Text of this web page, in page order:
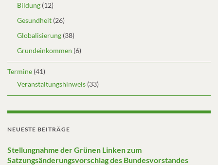
Bildung (12)
Gesundheit (26)
Globalisierung (38)
Grundeinkommen (6)
Termine (41)
Veranstaltungshinweis (33)
NEUESTE BEITRÄGE
Stellungnahme der Grünen Linken zum
Satzungsänderungsvorschlag des Bundesvorstandes